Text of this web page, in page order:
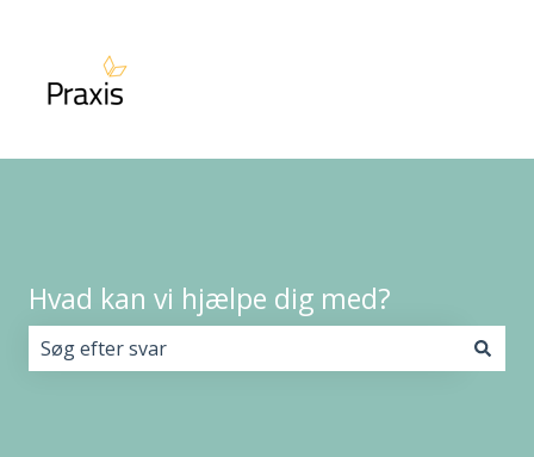
Hvad kan vi hjælpe dig med?